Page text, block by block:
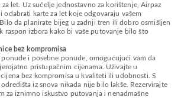
let. Uz sučelje jednostavno za korištenje, Airpaz
odabrati karte za let koje odgovaraju vašem
da planirate bijeg u zadnji tren ili dobro osmišljen
raspon izbora kako bi vaše putovanje bilo što
bez kompromisa
i posebne ponude, omogućujući vam da
pristupačnim cijenama. Uživajte u
bez kompromisa u kvaliteti ili udobnosti. S
iz snova nikada nije bilo lakše. Rezervirajte
za iznimno iskustvo putovanja i nenadmašne